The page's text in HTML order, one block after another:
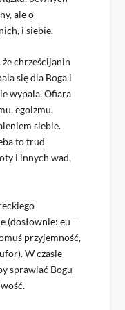
ale o
i siebie.
chrześcijanin
się dla Boga i
wypala. Ofiara
egoizmu,
siebie.
to trud
i innych wad,
(dosłownie: eu –
przyjemność,
W czasie
sprawiać Bogu